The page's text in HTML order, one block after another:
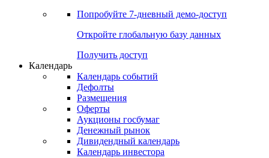
Попробуйте 7-дневный демо-доступ
Откройте глобальную базу данных
Получить доступ
Календарь
Календарь событий
Дефолты
Размещения
Оферты
Аукционы госбумаг
Денежный рынок
Дивидендный календарь
Календарь инвестора